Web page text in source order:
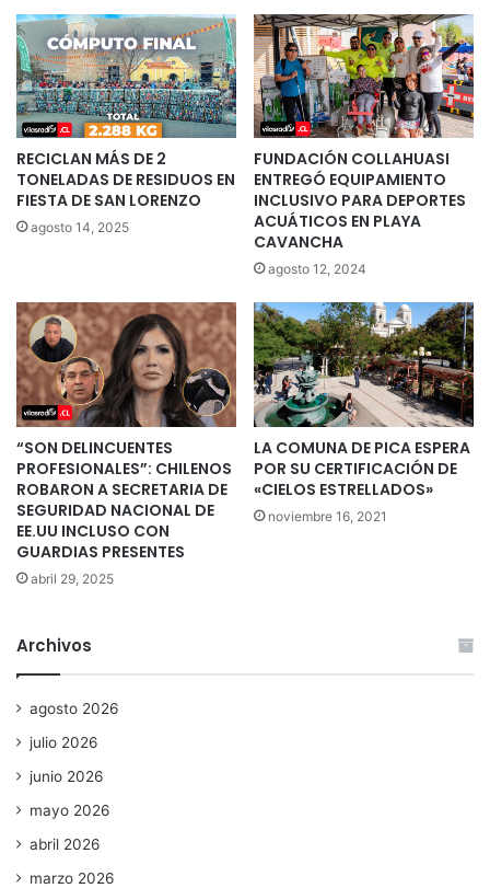
RECICLAN MÁS DE 2
TONELADAS DE RESIDUOS EN
FIESTA DE SAN LORENZO
agosto 14, 2025
FUNDACIÓN COLLAHUASI
ENTREGÓ EQUIPAMIENTO
INCLUSIVO PARA DEPORTES
ACUÁTICOS EN PLAYA
CAVANCHA
agosto 12, 2024
“SON DELINCUENTES
PROFESIONALES”: CHILENOS
ROBARON A SECRETARIA DE
SEGURIDAD NACIONAL DE
EE.UU INCLUSO CON
GUARDIAS PRESENTES
abril 29, 2025
LA COMUNA DE PICA ESPERA
POR SU CERTIFICACIÓN DE
«CIELOS ESTRELLADOS»
noviembre 16, 2021
Archivos
agosto 2026
julio 2026
junio 2026
mayo 2026
abril 2026
marzo 2026